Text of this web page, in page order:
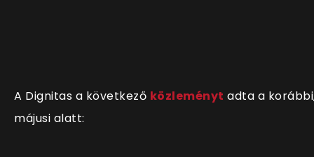
A Dignitas a következő közleményt adta a
májusi alatt: